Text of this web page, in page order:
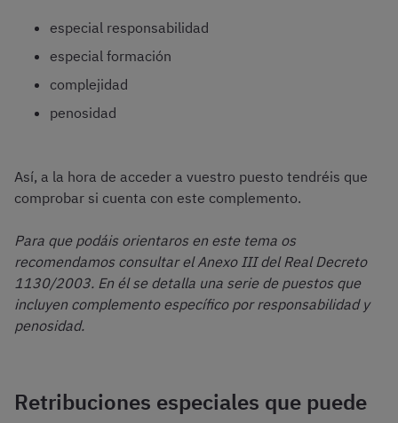
especial responsabilidad
especial formación
complejidad
penosidad
Así, a la hora de acceder a vuestro puesto tendréis que
comprobar si cuenta con este complemento.
Para que podáis orientaros en este tema os
recomendamos consultar el Anexo III del Real Decreto
1130/2003. En él se detalla una serie de puestos que
incluyen complemento específico por responsabilidad y
penosidad.
Retribuciones especiales que puede